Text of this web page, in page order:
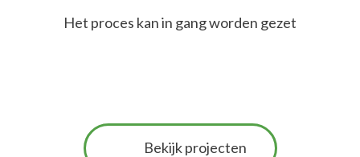
Het proces kan in gang worden gezet
Bekijk projecten